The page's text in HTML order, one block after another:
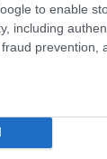
to enable
including
prevention,